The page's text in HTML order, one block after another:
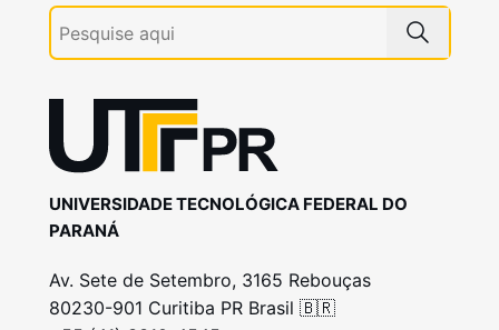
UNIVERSIDADE TECNOLÓGICA FEDERAL DO
PARANÁ
Av. Sete de Setembro, 3165 Rebouças
80230-901 Curitiba PR Brasil 🇧🇷